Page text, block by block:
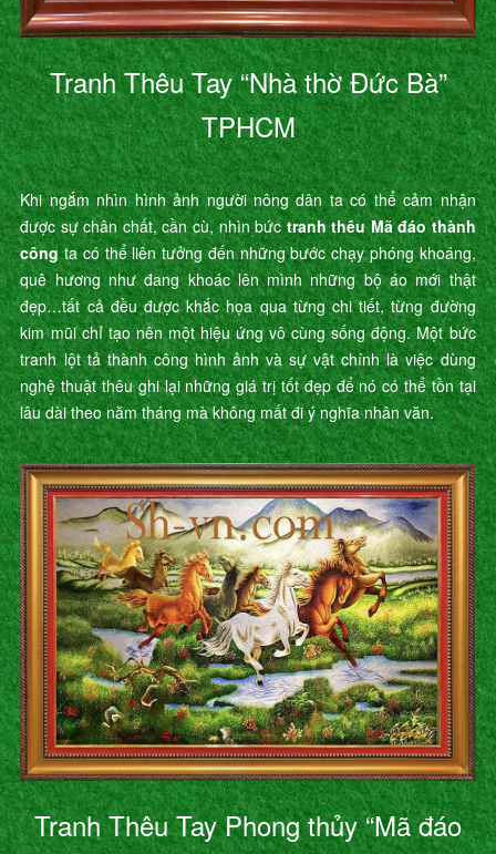
Tranh Thêu Tay “Nhà thờ Đức Bà”
TPHCM
Khi ngắm nhìn hình ảnh người nông dân ta có thể cảm nhận
được sự chân chất, cần cù, nhìn bứctranh thêu Mã đáo thành
côngta có thể liên tưởng đến những bước chạy phóng khoáng,
quê hương như đang khoác lên mình những bộ áo mới thật
đẹp…tất cả đều được khắc họa qua từng chi tiết, từng đường
kim mũi chỉ tạo nên một hiệu ứng vô cùng sống động. Một bức
tranh lột tả thành công hình ảnh và sự vật chính là việc dùng
nghệ thuật thêu ghi lại những giá trị tốt đẹp để nó có thể tồn tại
lâu dài theo năm tháng mà không mất đi ý nghĩa nhân văn.
Tranh Thêu Tay Phong thủy “Mã đáo